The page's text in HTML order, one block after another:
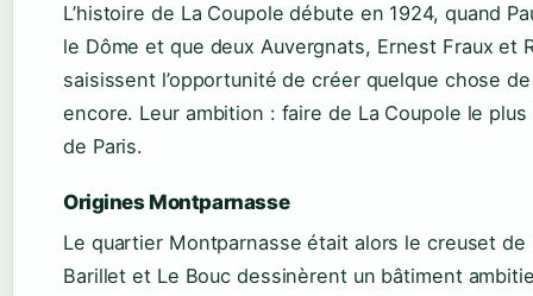
L’histoire de La Coupole débute en 1924, quand
le Dôme et que deux Auvergnats, Ernest Fraux et
saisissent l’opportunité de créer quelque chose
encore. Leur ambition : faire de La Coupole le
de Paris.
Origines Montparnasse
Le quartier Montparnasse était alors le creuset de
Barillet et Le Bouc dessinèrent un bâtiment